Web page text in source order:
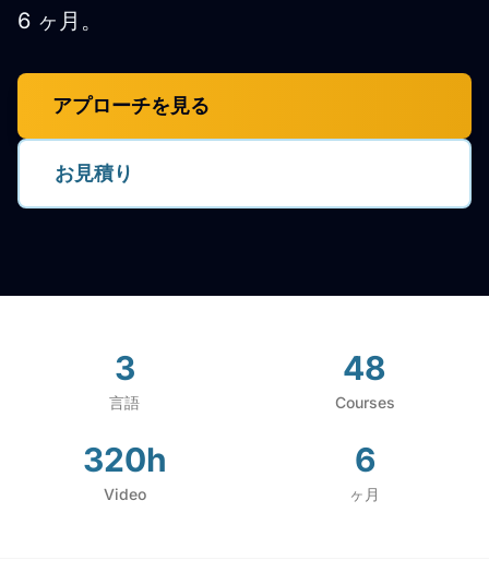
6 ヶ月。
アプローチを見る
お見積り
3
言語
48
Courses
320h
Video
6
ヶ月